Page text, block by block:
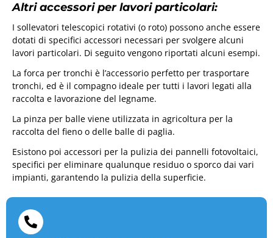
Altri accessori per lavori particolari:
I sollevatori telescopici rotativi (o roto) possono anche essere
dotati di specifici accessori necessari per svolgere alcuni
lavori particolari. Di seguito vengono riportati alcuni esempi.
La forca per tronchi è l’accessorio perfetto per trasportare
tronchi, ed è il compagno ideale per tutti i lavori legati alla
raccolta e lavorazione del legname.
La pinza per balle viene utilizzata in agricoltura per la
raccolta del fieno o delle balle di paglia.
Esistono poi accessori per la pulizia dei pannelli fotovoltaici,
specifici per eliminare qualunque residuo o sporco dai vari
impianti, garantendo la pulizia della superficie.